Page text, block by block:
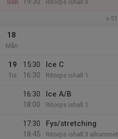
Sön Ritorps ishall 3
v.51
18
Mån
19
Tis
15:30
16:30
Ice C
Ritorps ishall 1
16:30
18:00
Ice A/B
Ritorps ishall 1
17:30
18:45
Fys/stretching
Ritorps ishall 3 allrummet